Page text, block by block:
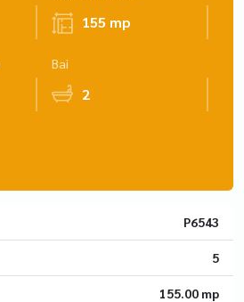
155 mp
Bai
2
P6543
5
155.00 mp